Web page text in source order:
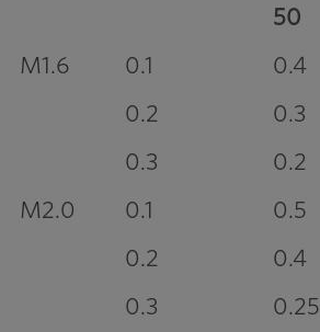
50
M1.6
0.1 0.4
0.2
0.3
0.3
0.2
M2.0
0.1 0.5
0.2
0.4
0.3
0.25